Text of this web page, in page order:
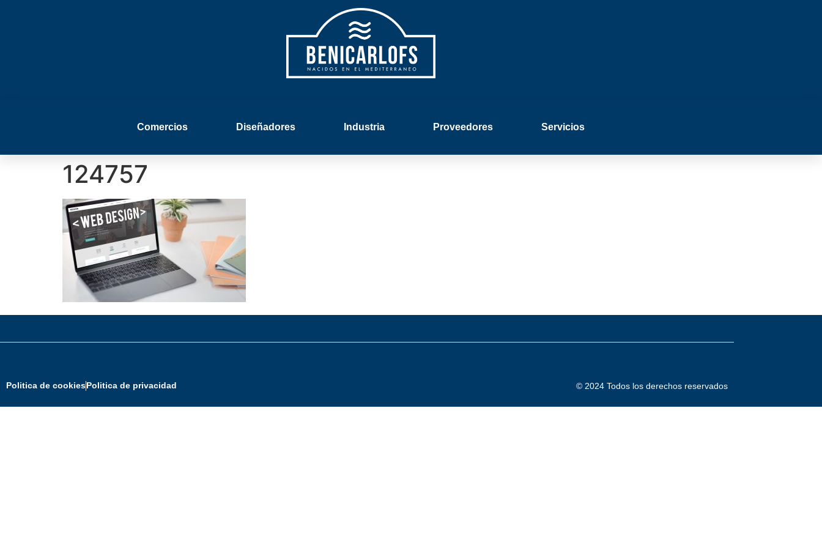
Comercios Diseñadores Industria Proveedores Servicios
124757
Politica de cookiesPolitica de privacidad © 2024 Todos los derechos reservados